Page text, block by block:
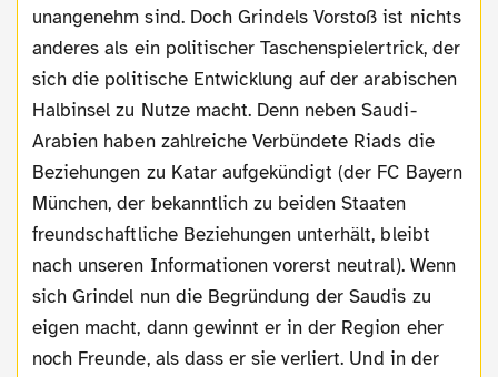
unangenehm sind. Doch Grindels Vorstoß ist nichts
anderes als ein politischer Taschenspielertrick, der
sich die politische Entwicklung auf der arabischen
Halbinsel zu Nutze macht. Denn neben Saudi-
Arabien haben zahlreiche Verbündete Riads die
Beziehungen zu Katar aufgekündigt (der FC Bayern
München, der bekanntlich zu beiden Staaten
freundschaftliche Beziehungen unterhält, bleibt
nach unseren Informationen vorerst neutral). Wenn
sich Grindel nun die Begründung der Saudis zu
eigen macht, dann gewinnt er in der Region eher
noch Freunde, als dass er sie verliert. Und in der